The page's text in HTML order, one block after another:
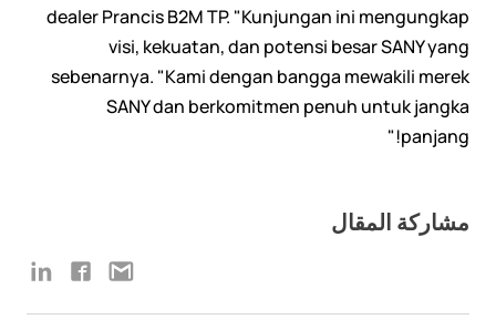
dealer Prancis B2M TP. "Kunjungan ini mengungkap
visi, kekuatan, dan potensi besar SANY yang
sebenarnya. "Kami dengan bangga mewakili merek
SANY dan berkomitmen penuh untuk jangka
panjang!"
مشاركة المقال